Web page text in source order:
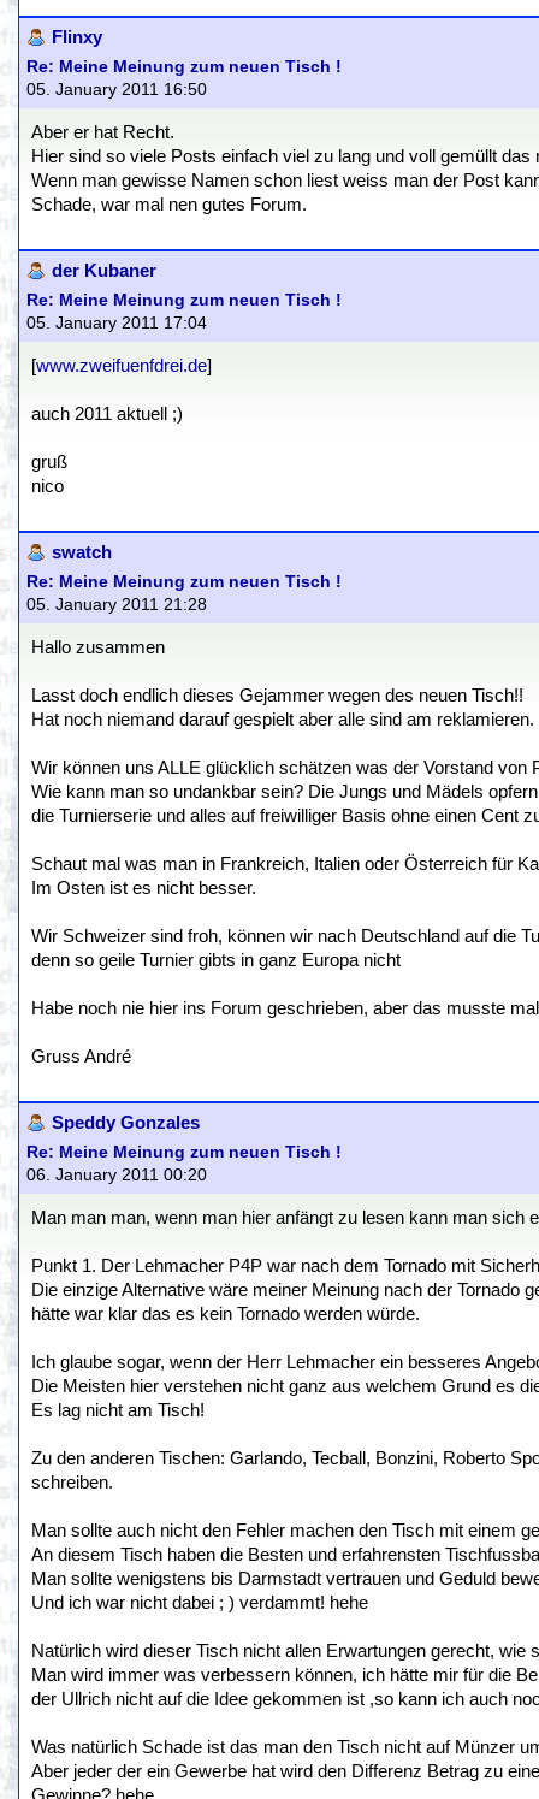
Flinxy
Re: Meine Meinung zum neuen Tisch !
05. January 2011 16:50
Aber er hat Recht.
Hier sind so viele Posts einfach viel zu lang und voll gemüllt
Wenn man gewisse Namen schon liest weiss man der Post
Schade, war mal nen gutes Forum.
der Kubaner
Re: Meine Meinung zum neuen Tisch !
05. January 2011 17:04
[www.zweifuenfdrei.de]
auch 2011 aktuell ;)
gruß
nico
swatch
Re: Meine Meinung zum neuen Tisch !
05. January 2011 21:28
Hallo zusammen
Lasst doch endlich dieses Gejammer wegen des neuen Tisch!!
Hat noch niemand darauf gespielt aber alle sind am reklamieren.
Wir können uns ALLE glücklich schätzen was der Vorstand von
Wie kann man so undankbar sein? Die Jungs und Mädels
die Turnierserie und alles auf freiwilliger Basis ohne einen Cent
Schaut mal was man in Frankreich, Italien oder Österreich für
Im Osten ist es nicht besser.
Wir Schweizer sind froh, können wir nach Deutschland auf die
denn so geile Turnier gibts in ganz Europa nicht
Habe noch nie hier ins Forum geschrieben, aber das musste
Gruss André
Speddy Gonzales
Re: Meine Meinung zum neuen Tisch !
06. January 2011 00:20
Man man man, wenn man hier anfängt zu lesen kann man sich
Punkt 1. Der Lehmacher P4P war nach dem Tornado mit
Die einzige Alternative wäre meiner Meinung nach der Tornado
hätte war klar das es kein Tornado werden würde.
Ich glaube sogar, wenn der Herr Lehmacher ein besseres
Die Meisten hier verstehen nicht ganz aus welchem Grund es
Es lag nicht am Tisch!
Zu den anderen Tischen: Garlando, Tecball, Bonzini, Roberto
schreiben.
Man sollte auch nicht den Fehler machen den Tisch mit einem
An diesem Tisch haben die Besten und erfahrensten
Man sollte wenigstens bis Darmstadt vertrauen und Geduld
Und ich war nicht dabei ; ) verdammt! hehe
Natürlich wird dieser Tisch nicht allen Erwartungen gerecht, wie
Man wird immer was verbessern können, ich hätte mir für die
der Ullrich nicht auf die Idee gekommen ist ,so kann ich auch
Was natürlich Schade ist das man den Tisch nicht auf Münzer
Aber jeder der ein Gewerbe hat wird den Differenz Betrag zu